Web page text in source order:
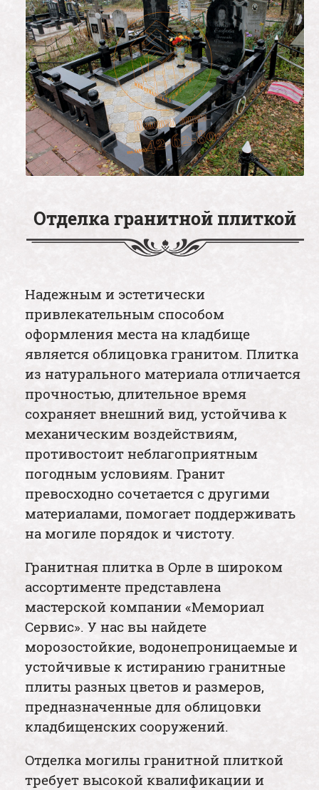
Отделка гранитной плиткой
Надежным и эстетически
привлекательным способом
оформления места на кладбище
является облицовка гранитом. Плитка
из натурального материала отличается
прочностью, длительное время
сохраняет внешний вид, устойчива к
механическим воздействиям,
противостоит неблагоприятным
погодным условиям. Гранит
превосходно сочетается с другими
материалами, помогает поддерживать
на могиле порядок и чистоту.
Гранитная плитка в Орле в широком
ассортименте представлена
мастерской компании «Мемориал
Сервис». У нас вы найдете
морозостойкие, водонепроницаемые и
устойчивые к истиранию гранитные
плиты разных цветов и размеров,
предназначенные для облицовки
кладбищенских сооружений.
Отделка могилы гранитной плиткой
требует высокой квалификации и